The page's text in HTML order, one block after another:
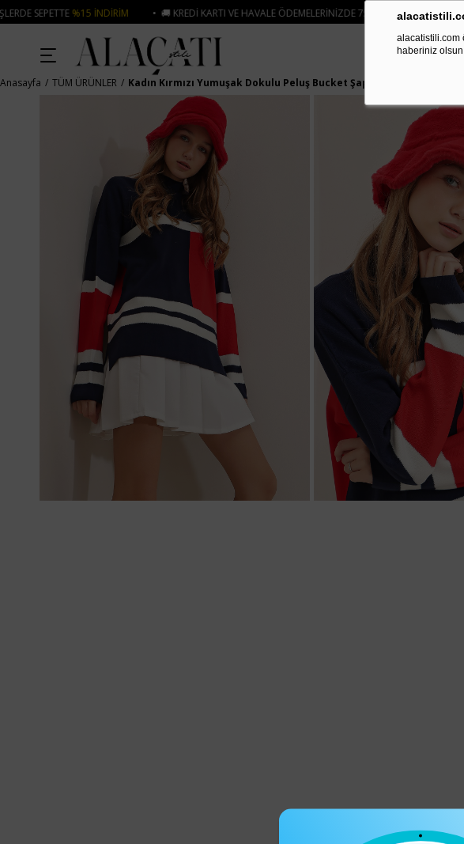
alacatistili.com
haberiniz
İNDIRIM • 🚚 KREDI KARTI VE HAVALE ÖDEMELERINIZDE 750₺ ÜZERI KARGO ÜCRETSIZ • 🛍️ YENI
Anasayfa TÜM ÜRÜNLER Kadın Kırmızı Yumuşak Dokulu Peluş Bucket Şapka ALC-A2419